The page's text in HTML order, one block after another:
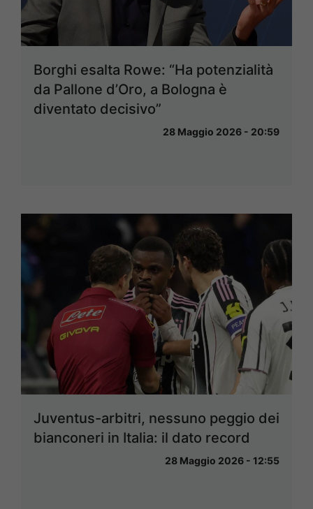
Borghi esalta Rowe: “Ha potenzialità
da Pallone d’Oro, a Bologna è
diventato decisivo”
28 Maggio 2026 - 20:59
Juventus-arbitri, nessuno peggio dei
bianconeri in Italia: il dato record
28 Maggio 2026 - 12:55